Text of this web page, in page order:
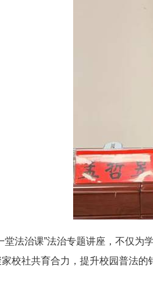
堂法治课”法治专题讲座，不仅
校社共育合力，提升校园普法